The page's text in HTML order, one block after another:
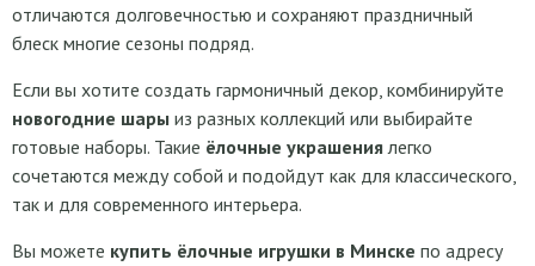
отличаются долговечностью и сохраняют праздничный
блеск многие сезоны подряд.
Если вы хотите создать гармоничный декор, комбинируйте
новогодние шары из разных коллекций или выбирайте
готовые наборы. Такие ёлочные украшениялегко
сочетаются между собой и подойдут как для классического,
так и для современного интерьера.
Вы можете купить ёлочные игрушки в Минске по адресу